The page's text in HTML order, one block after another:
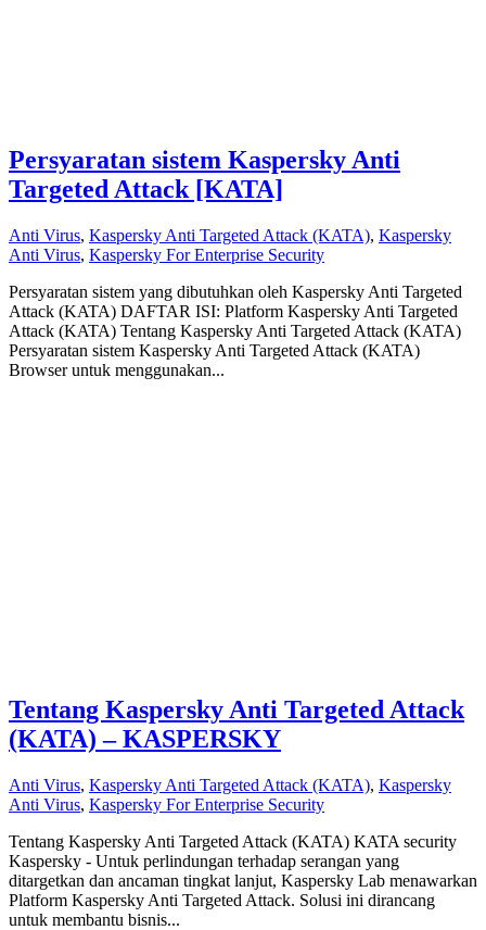
Persyaratan sistem Kaspersky Anti
Targeted Attack [KATA]
Anti Virus, Kaspersky Anti Targeted Attack (KATA), Kaspersky
Anti Virus, Kaspersky For Enterprise Security
Persyaratan sistem yang dibutuhkan oleh Kaspersky Anti Targeted
Attack (KATA) DAFTAR ISI: Platform Kaspersky Anti Targeted
Attack (KATA) Tentang Kaspersky Anti Targeted Attack (KATA)
Persyaratan sistem Kaspersky Anti Targeted Attack (KATA)
Browser untuk menggunakan...
Tentang Kaspersky Anti Targeted Attack
(KATA) – KASPERSKY
Anti Virus, Kaspersky Anti Targeted Attack (KATA), Kaspersky
Anti Virus, Kaspersky For Enterprise Security
Tentang Kaspersky Anti Targeted Attack (KATA) KATA security
Kaspersky - Untuk perlindungan terhadap serangan yang
ditargetkan dan ancaman tingkat lanjut, Kaspersky Lab menawarkan
Platform Kaspersky Anti Targeted Attack. Solusi ini dirancang
untuk membantu bisnis...